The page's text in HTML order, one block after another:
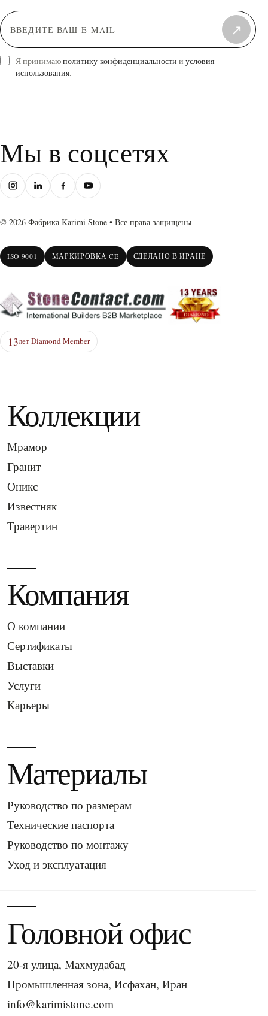
↗
Я принимаюполитику конфиденциальности и условия
использования.
Мы в соцсетях
© 2026 Фабрика Karimi Stone • Все права защищены
ISO 9001 МАРКИРОВКА CE СДЕЛАНО В ИРАНЕ
13лет Diamond Member
Коллекции
Мрамор
Гранит
Оникс
Известняк
Травертин
Компания
О компании
Сертификаты
Выставки
Услуги
Карьеры
Материалы
Руководство по размерам
Технические паспорта
Руководство по монтажу
Уход и эксплуатация
Головной офис
20-я улица, Махмудабад
Промышленная зона, Исфахан, Иран
info@karimistone.com